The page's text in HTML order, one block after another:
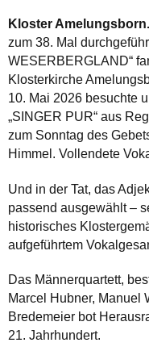
Kloster Amelungsborn.
zum 38. Mal
WESERBERGLAND“
Klosterkirche
10. Mai 2026 besuchte
„SINGER PUR“ aus
zum Sonntag des
Himmel. Vollendete
Und in der Tat, das
passend ausgewählt –
historisches
aufgeführtem
Das Männerquartett,
Marcel Hubner, Manuel
Bredemeier bot
21. Jahrhundert.